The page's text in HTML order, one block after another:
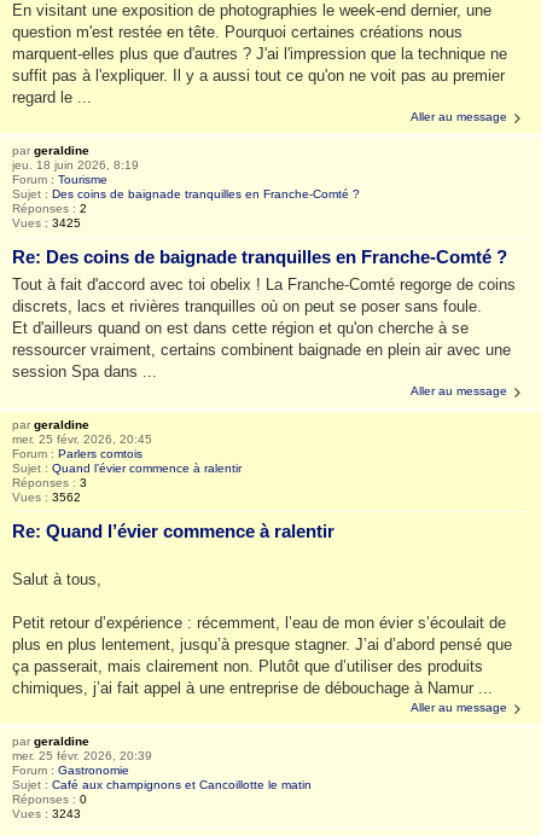
En visitant une exposition de photographies le week-end dernier, une
question m'est restée en tête. Pourquoi certaines créations nous
marquent-elles plus que d'autres ? J'ai l'impression que la technique ne
suffit pas à l'expliquer. Il y a aussi tout ce qu'on ne voit pas au premier
regard le ...
Aller au message
par geraldine
jeu. 18 juin 2026, 8:19
Forum : Tourisme
Sujet : Des coins de baignade tranquilles en Franche-Comté ?
Réponses : 2
Vues : 3425
Re: Des coins de baignade tranquilles en Franche-Comté ?
Tout à fait d'accord avec toi obelix ! La Franche-Comté regorge de coins
discrets, lacs et rivières tranquilles où on peut se poser sans foule.
Et d'ailleurs quand on est dans cette région et qu'on cherche à se
ressourcer vraiment, certains combinent baignade en plein air avec une
session Spa dans ...
Aller au message
par geraldine
mer. 25 févr. 2026, 20:45
Forum : Parlers comtois
Sujet : Quand l’évier commence à ralentir
Réponses : 3
Vues : 3562
Re: Quand l’évier commence à ralentir
Salut à tous,
Petit retour d’expérience : récemment, l’eau de mon évier s’écoulait de
plus en plus lentement, jusqu’à presque stagner. J’ai d’abord pensé que
ça passerait, mais clairement non. Plutôt que d’utiliser des produits
chimiques, j’ai fait appel à une entreprise de débouchage à Namur ...
Aller au message
par geraldine
mer. 25 févr. 2026, 20:39
Forum : Gastronomie
Sujet : Café aux champignons et Cancoillotte le matin
Réponses : 0
Vues : 3243